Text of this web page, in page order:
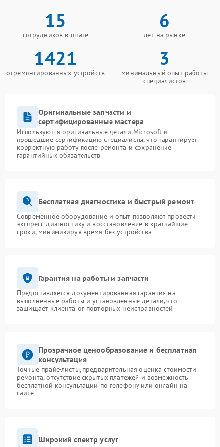
15
сотрудников в штате
6
лет на рынке
1421
отремонтированных устройств
3
минимальный опыт работы
специалистов
Оригинальные запчасти и
сертифицированные мастера
Используются оригинальные детали Microsoft и
прошедшие сертификацию специалисты, что гарантирует
корректную работу после ремонта и сохранение
гарантийных обязательств
Бесплатная диагностика и быстрый ремонт
Современное оборудование и опыт позволяют провести
экспресс-диагностику и восстановление в кратчайшие
сроки, минимизируя время без устройства
Гарантия на работы и запчасти
Предоставляется документированная гарантия на
выполненные работы и установленные детали, что
защищает клиента от повторных неисправностей
Прозрачное ценообразование и бесплатная
консультация
Точные прайс-листы, предварительная оценка стоимости
ремонта, отсутствие скрытых платежей и возможность
бесплатной консультации по телефону или онлайн на
сайте
Широкий спектр услуг